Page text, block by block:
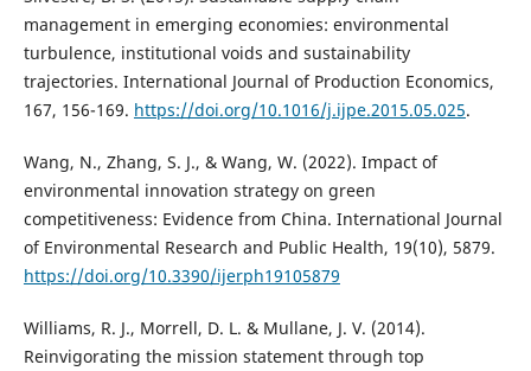
management in emerging economies: environmental
turbulence, institutional voids and sustainability
trajectories. International Journal of Production Economics,
167, 156-169. https://doi.org/10.1016/j.ijpe.2015.05.025.
Wang, N., Zhang, S. J., & Wang, W. (2022). Impact of
environmental innovation strategy on green
competitiveness: Evidence from China. International Journal
of Environmental Research and Public Health, 19(10), 5879.
https://doi.org/10.3390/ijerph19105879
Williams, R. J., Morrell, D. L. & Mullane, J. V. (2014).
Reinvigorating the mission statement through top